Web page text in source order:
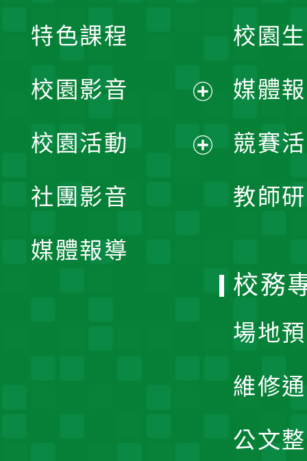
校園
媒體
競賽
教師
特色課程
校園影音
開
校園活動
社團影音
媒體報導
校務
場地
維修
公文